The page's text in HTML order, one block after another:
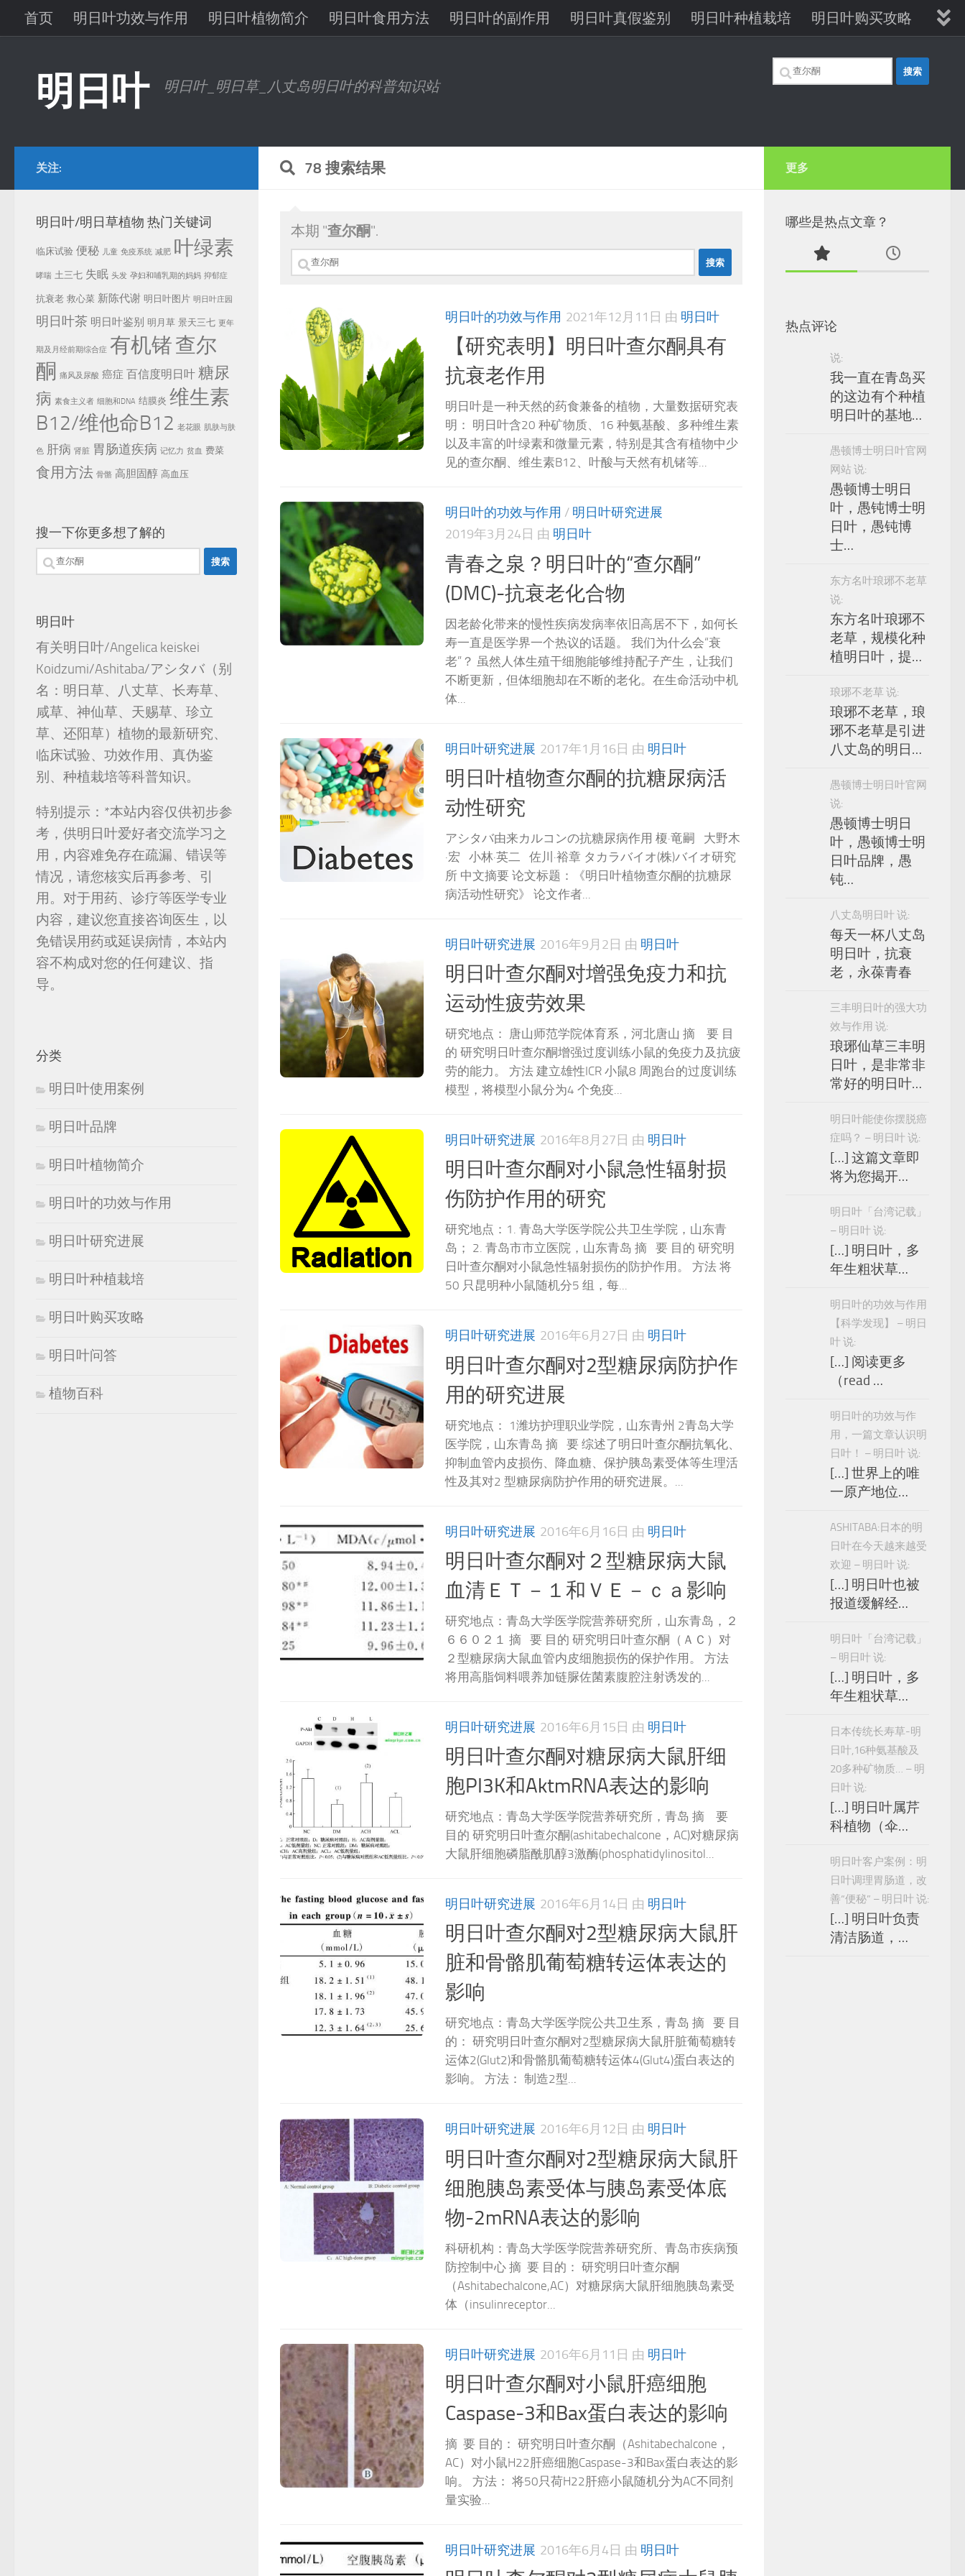
跳至内容
首页 明日叶功效与作用 明日叶植物简介 明日叶食用方法 明日叶的副作用 明日叶真假鉴别 明日叶种植栽培 明日叶购买攻略
明日叶 明日叶_明日草_八丈岛明日叶的科普知识站
搜
索：
78 搜索结果
本期 "查尔酮".
搜
索：
明日叶的功效与作用 2021年12月11日 由 明日叶
【研究表明】明日叶查尔酮具有
抗衰老作用
明日叶是一种天然的药食兼备的植物，大量数据研究表
明： 明日叶含20 种矿物质、16 种氨基酸、多种维生素
以及丰富的叶绿素和微量元素，特别是其含有植物中少
见的查尔酮、维生素B12、叶酸与天然有机锗等...
明日叶的功效与作用 / 明日叶研究进展
2019年3月24日 由 明日叶
青春之泉？明日叶的“查尔酮”
(DMC)-抗衰老化合物
因老龄化带来的慢性疾病发病率依旧高居不下，如何长
寿一直是医学界一个热议的话题。 我们为什么会“衰
老”？ 虽然人体生殖干细胞能够维持配子产生，让我们
不断更新，但体细胞却在不断的老化。在生命活动中机
体...
明日叶研究进展 2017年1月16日 由 明日叶
明日叶植物查尔酮的抗糖尿病活
动性研究
アシタバ由来カルコンの抗糖尿病作用 榎·竜嗣 大野木
·宏 小林·英二 佐川·裕章 タカラバイオ(株)バイオ研究
所 中文摘要 论文标题：《明日叶植物查尔酮的抗糖尿
病活动性研究》 论文作者...
明日叶研究进展 2016年9月2日 由 明日叶
明日叶查尔酮对增强免疫力和抗
运动性疲劳效果
研究地点： 唐山师范学院体育系，河北唐山 摘 要 目
的 研究明日叶查尔酮增强过度训练小鼠的免疫力及抗疲
劳的能力。 方法 建立雄性ICR 小鼠8 周跑台的过度训练
模型，将模型小鼠分为4 个免疫...
明日叶研究进展 2016年8月27日 由 明日叶
明日叶查尔酮对小鼠急性辐射损
伤防护作用的研究
研究地点：1. 青岛大学医学院公共卫生学院，山东青
岛； 2. 青岛市市立医院，山东青岛 摘 要 目的 研究明
日叶查尔酮对小鼠急性辐射损伤的防护作用。 方法 将
50 只昆明种小鼠随机分5 组，每...
明日叶研究进展 2016年6月27日 由 明日叶
明日叶查尔酮对2型糖尿病防护作
用的研究进展
研究地点： 1潍坊护理职业学院，山东青州 2青岛大学
医学院，山东青岛 摘 要 综述了明日叶查尔酮抗氧化、
抑制血管内皮损伤、降血糖、保护胰岛素受体等生理活
性及其对2 型糖尿病防护作用的研究进展。...
明日叶研究进展 2016年6月16日 由 明日叶
明日叶查尔酮对２型糖尿病大鼠
血清ＥＴ－１和ＶＥ－ｃａ影响
研究地点：青岛大学医学院营养研究所，山东青岛，２
６６０２１ 摘 要 目的 研究明日叶查尔酮（ＡＣ）对
２型糖尿病大鼠血管内皮细胞损伤的保护作用。 方法
将用高脂饲料喂养加链脲佐菌素腹腔注射诱发的...
明日叶研究进展 2016年6月15日 由 明日叶
明日叶查尔酮对糖尿病大鼠肝细
胞PI3K和AktmRNA表达的影响
研究地点：青岛大学医学院营养研究所，青岛 摘 要
目的 研究明日叶查尔酮(ashitabechalcone，AC)对糖尿病
大鼠肝细胞磷脂酰肌醇3激酶(phosphatidyIinositol...
明日叶研究进展 2016年6月14日 由 明日叶
明日叶查尔酮对2型糖尿病大鼠肝
脏和骨骼肌葡萄糖转运体表达的
影响
研究地点：青岛大学医学院公共卫生系，青岛 摘 要 目
的： 研究明日叶查尔酮对2型糖尿病大鼠肝脏葡萄糖转
运体2(Glut2)和骨骼肌葡萄糖转运体4(Glut4)蛋白表达的
影响。 方法： 制造2型...
明日叶研究进展 2016年6月12日 由 明日叶
明日叶查尔酮对2型糖尿病大鼠肝
细胞胰岛素受体与胰岛素受体底
物-2mRNA表达的影响
科研机构：青岛大学医学院营养研究所、青岛市疾病预
防控制中心 摘 要 目的： 研究明日叶查尔酮
（Ashitabechalcone,AC）对糖尿病大鼠肝细胞胰岛素受
体（insulinreceptor...
明日叶研究进展 2016年6月11日 由 明日叶
明日叶查尔酮对小鼠肝癌细胞
Caspase-3和Bax蛋白表达的影响
摘 要 目的： 研究明日叶查尔酮（Ashitabechalcone，
AC）对小鼠H22肝癌细胞Caspase-3和Bax蛋白表达的影
响。 方法： 将50只荷H22肝癌小鼠随机分为AC不同剂
量实验...
明日叶研究进展 2016年6月4日 由 明日叶
关注:
明日叶/明日草植物 热门关键词
临床试验 便秘 儿童 免疫系统 减肥 叶绿素
哮喘 土三七 失眠 头发 孕妇和哺乳期的妈妈 抑郁症
抗衰老 救心菜 新陈代谢 明日叶图片 明日叶庄园
明日叶茶 明日叶鉴别 明月草 景天三七 更年
期及月经前期综合症 有机锗查尔
酮 痛风及尿酸 癌症 百信度明日叶 糖尿
病 素食主义者 细胞和DNA 结膜炎 维生素
B12/维他命B12 老花眼 肌肤与肤
色 肝病 肾脏 胃肠道疾病 记忆力 贫血 费菜
食用方法 骨骼 高胆固醇 高血压
搜一下你更多想了解的
搜
明日叶
有关明日叶/Angelica keiskei
Koidzumi/Ashitaba/アシタバ（别
名：明日草、八丈草、长寿草、
咸草、神仙草、天赐草、珍立
草、还阳草）植物的最新研究、
临床试验、功效作用、真伪鉴
别、种植栽培等科普知识。
特别提示：*本站内容仅供初步参
考，供明日叶爱好者交流学习之
用，内容难免存在疏漏、错误等
情况，请您核实后再参考、引
用。对于用药、诊疗等医学专业
内容，建议您直接咨询医生，以
免错误用药或延误病情，本站内
容不构成对您的任何建议、指
导。
分类
明日叶使用案例
明日叶品牌
明日叶植物简介
明日叶的功效与作用
明日叶研究进展
明日叶种植栽培
明日叶购买攻略
明日叶问答
植物百科
更多
哪些是热点文章？
热点评论
说:
我一直在青岛买
的这边有个种植
明日叶的基地…
愚顿博士明日叶官网
网站 说:
愚顿博士明日
叶，愚钝博士明
日叶，愚钝博
士…
东方名叶琅琊不老草
说:
东方名叶琅琊不
老草，规模化种
植明日叶，提…
琅琊不老草 说:
琅琊不老草，琅
琊不老草是引进
八丈岛的明日…
愚顿博士明日叶官网
说:
愚顿博士明日
叶，愚顿博士明
日叶品牌，愚
钝…
八丈岛明日叶 说:
每天一杯八丈岛
明日叶，抗衰
老，永葆青春
三丰明日叶的强大功
效与作用 说:
琅琊仙草三丰明
日叶，是非常非
常好的明日叶…
明日叶能使你摆脱癌
症吗？ – 明日叶 说:
[…] 这篇文章即
将为您揭开…
明日叶「台湾记载」
– 明日叶 说:
[…] 明日叶，多
年生粗状草…
明日叶的功效与作用
【科学发现】 – 明日
叶 说:
[…] 阅读更多
（read …
明日叶的功效与作
用，一篇文章认识明
日叶！ – 明日叶 说:
[…] 世界上的唯
一原产地位…
ASHITABA:日本的明
日叶在今天越来越受
欢迎 – 明日叶 说:
[…] 明日叶也被
报道缓解经…
明日叶「台湾记载」
– 明日叶 说:
[…] 明日叶，多
年生粗状草…
日本传统长寿草-明
日叶,16种氨基酸及
20多种矿物质… – 明
日叶 说:
[…] 明日叶属芹
科植物（伞…
明日叶客户案例：明
日叶调理胃肠道，改
善“便秘” – 明日叶 说:
[…] 明日叶负责
清洁肠道，…